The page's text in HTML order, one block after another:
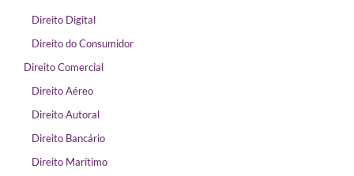
Direito Digital
Direito do Consumidor
Direito Comercial
Direito Aéreo
Direito Autoral
Direito Bancário
Direito Marítimo